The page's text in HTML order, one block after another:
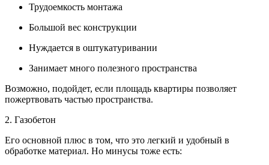
Трудоемкость монтажа
Большой вес конструкции
Нуждается в оштукатуривании
Занимает много полезного пространства
Возможно, подойдет, если площадь квартиры позволяет
пожертвовать частью пространства.
2. Газобетон
Его основной плюс в том, что это легкий и удобный в
обработке материал. Но минусы тоже есть: